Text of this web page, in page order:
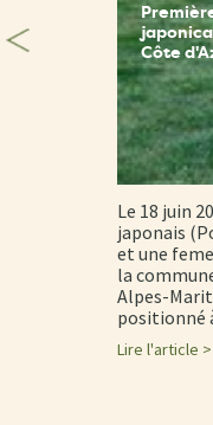
Côte
Le 18 juin
japonais
et une
la
Alpes-
positionné
Lire l'article >